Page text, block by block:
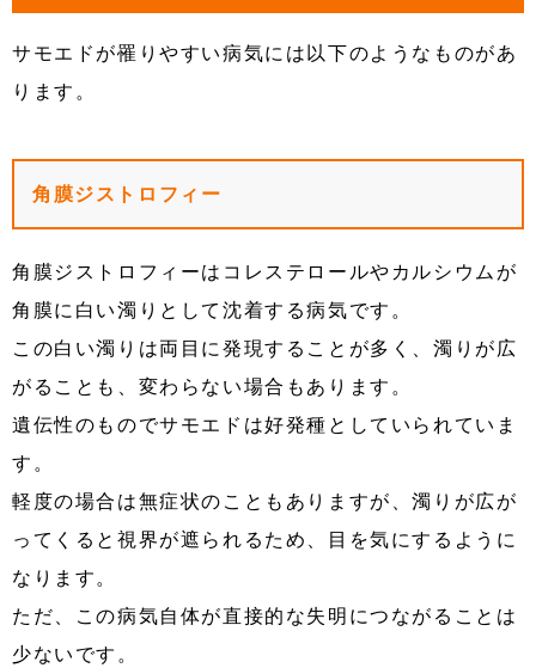
サモエドが罹りやすい病気には以下のようなものがあ
ります。
角膜ジストロフィー
角膜ジストロフィーはコレステロールやカルシウムが
角膜に白い濁りとして沈着する病気です。
この白い濁りは両目に発現することが多く、濁りが広
がることも、変わらない場合もあります。
遺伝性のものでサモエドは好発種としていられていま
す。
軽度の場合は無症状のこともありますが、濁りが広が
ってくると視界が遮られるため、目を気にするように
なります。
ただ、この病気自体が直接的な失明につながることは
少ないです。